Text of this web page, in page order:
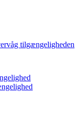
tilgængeligheden